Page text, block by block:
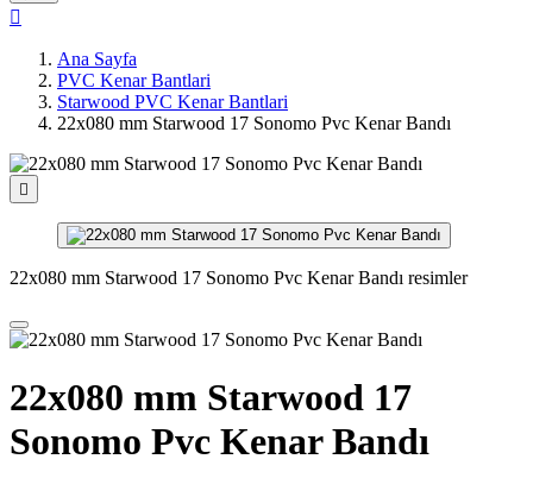

Ana Sayfa
PVC Kenar Bantlari
Starwood PVC Kenar Bantlari
22x080 mm Starwood 17 Sonomo Pvc Kenar Bandı

22x080 mm Starwood 17 Sonomo Pvc Kenar Bandı resimler
22x080 mm Starwood 17
Sonomo Pvc Kenar Bandı